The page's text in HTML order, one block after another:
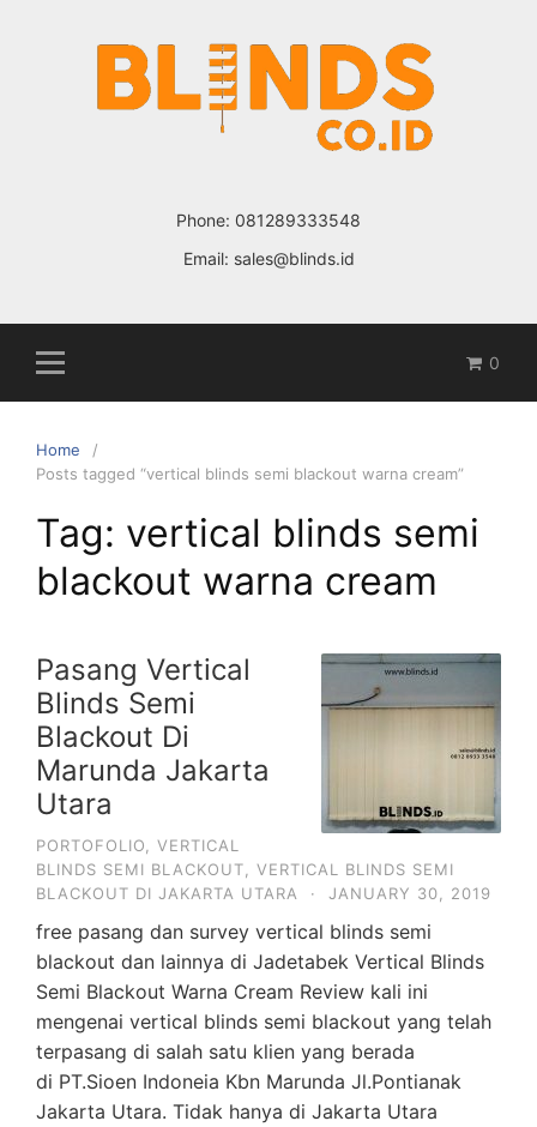
Phone: 081289333548
Email: sales@blinds.id
0
Home
Posts tagged “vertical blinds semi blackout warna cream”
Tag: vertical blinds semi
blackout warna cream
Pasang Vertical
Blinds Semi
Blackout Di
Marunda Jakarta
Utara
PORTOFOLIO
VERTICAL
BLINDS SEMI BLACKOUT
VERTICAL BLINDS SEMI
BLACKOUT DI JAKARTA UTARA
· JANUARY 30, 2019
free pasang dan survey vertical blinds semi
blackout dan lainnya di Jadetabek Vertical Blinds
Semi Blackout Warna Cream Review kali ini
mengenai vertical blinds semi blackout yang telah
terpasang di salah satu klien yang berada
di PT.Sioen Indoneia Kbn Marunda Jl.Pontianak
Jakarta Utara. Tidak hanya di Jakarta Utara